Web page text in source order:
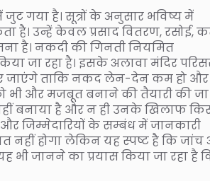
जुट गया है। सूत्रों के अनुसार भविष्य में
है। उन्हें केवल प्रसाद वितरण, रसोई,
है। नकदी की गिनती नियमित
जा रहा है। इसके अलावा मंदिर
जाएंगे ताकि नकद लेन-देन कम हो और
भी और मजबूत बनाने की तैयारी की जा
बनाया है और न ही उनके खिलाफ
जिम्मेदारियों के सम्बंध में जानकारी
नहीं होगा लेकिन यह स्पष्ट है कि जांच
जानने का प्रयास किया जा रहा है